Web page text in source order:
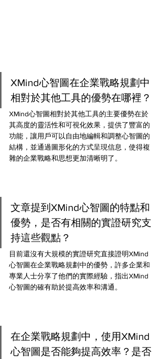
XMind心智圖在企業戰略規劃中
相對於其他工具的優勢在哪裡？
XMind心智圖相對於其他工具的主要優勢在於
其高度的靈活性和可視化效果，提供了豐富的
功能，讓用戶可以自由地編輯和調整心智圖的
結構，並通過圖形化的方式呈現信息，使得複
雜的企業戰略和思想更加清晰明了。
文章提到XMind心智圖的特點和
優勢，是否有相關的實證研究支
持這些觀點？
目前還沒有大規模的實證研究直接證明XMind
心智圖在企業戰略規劃中的優勢，許多企業和
專業人士分享了他們的實際經驗，指出XMind
心智圖的確有助於提高效率和溝通。
在企業戰略規劃中，使用XMind
心智圖是否能夠提高效率？是否